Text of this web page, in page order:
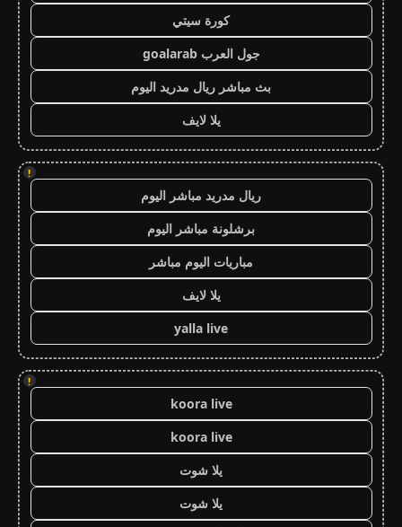
كورة سيتي
جول العرب goalarab
بث مباشر ريال مدريد اليوم
يلا لايف
!
ريال مدريد مباشر اليوم
برشلونة مباشر اليوم
مباريات اليوم مباشر
يلا لايف
yalla live
!
koora live
koora live
يلا شوت
يلا شوت